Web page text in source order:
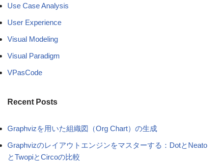
Use Case Analysis
User Experience
Visual Modeling
Visual Paradigm
VPasCode
Recent Posts
Graphvizを用いた組織図（Org Chart）の生成
Graphvizのレイアウトエンジンをマスターする：DotとNeato
とTwopiとCircoの比較